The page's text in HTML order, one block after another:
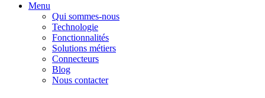
Menu
Qui sommes-nous
Technologie
Fonctionnalités
Solutions métiers
Connecteurs
Blog
Nous contacter